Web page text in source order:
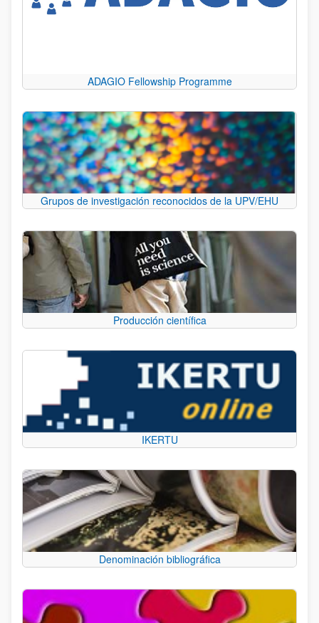
ADAGIO Fellowship Programme
Grupos de investigación reconocidos de la UPV/EHU
Producción científica
IKERTU
Denominación bibliográfica